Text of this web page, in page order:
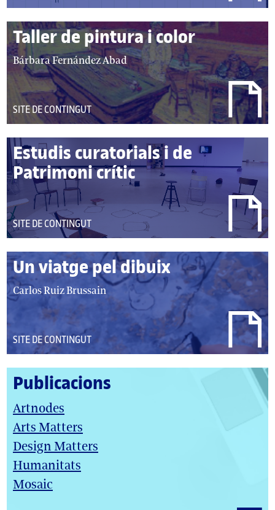
TIPUS:
Taller de pintura i color
autor/autors:
Bárbara Fernández Abad
DEL
TIPUS:
SITE DE CONTINGUT
Estudis curatorials i de
Patrimoni crític
autor/autors:
DEL
TIPUS:
SITE DE CONTINGUT
Un viatge pel dibuix
autor/autors:
Carlos Ruiz Brussain
DEL
TIPUS:
SITE DE CONTINGUT
Publicacions
Artnodes
Arts Matters
Design Matters
Humanitats
Mosaic